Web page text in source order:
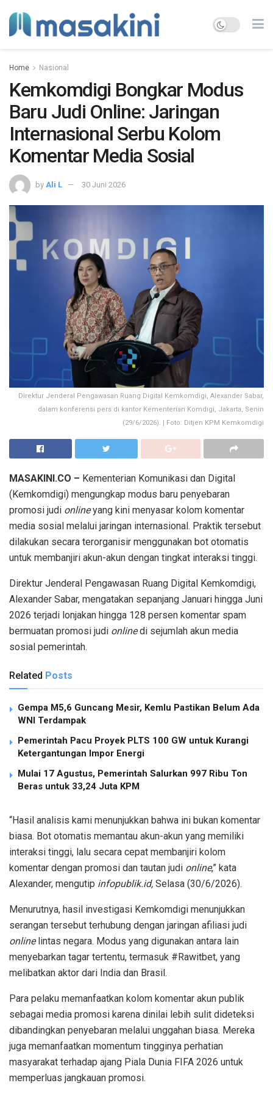
Home Nasional
Kemkomdigi Bongkar Modus
Baru Judi Online: Jaringan
Internasional Serbu Kolom
Komentar Media Sosial
by Ali L 30 Juni 2026
Direktur Jenderal Pengawasan Ruang Digital Kemkomdigi, Alexander Sabar,
dalam konferensi pers di kantor Kementerian Komdigi, Jakarta, Senin
(29/6/2026). | Foto: Ditjen KPM Kemkomdigi
MASAKINI.CO – Kementerian Komunikasi dan Digital
(Kemkomdigi) mengungkap modus baru penyebaran
promosi judi onlineyang kini menyasar kolom komentar
media sosial melalui jaringan internasional. Praktik tersebut
dilakukan secara terorganisir menggunakan bot otomatis
untuk membanjiri akun-akun dengan tingkat interaksi tinggi.
Direktur Jenderal Pengawasan Ruang Digital Kemkomdigi,
Alexander Sabar, mengatakan sepanjang Januari hingga Juni
2026 terjadi lonjakan hingga 128 persen komentar spam
bermuatan promosi judi onlinedi sejumlah akun media
sosial pemerintah.
Related Posts
Gempa M5,6 Guncang Mesir, Kemlu Pastikan Belum Ada
WNI Terdampak
Pemerintah Pacu Proyek PLTS 100 GW untuk Kurangi
Ketergantungan Impor Energi
Mulai 17 Agustus, Pemerintah Salurkan 997 Ribu Ton
Beras untuk 33,24 Juta KPM
“Hasil analisis kami menunjukkan bahwa ini bukan komentar
biasa. Bot otomatis memantau akun-akun yang memiliki
interaksi tinggi, lalu secara cepat membanjiri kolom
komentar dengan promosi dan tautan judi online,” kata
Alexander, mengutip infopublik.id, Selasa (30/6/2026).
Menurutnya, hasil investigasi Kemkomdigi menunjukkan
serangan tersebut terhubung dengan jaringan afiliasi judi
onlinelintas negara. Modus yang digunakan antara lain
menyebarkan tagar tertentu, termasuk #Rawitbet, yang
melibatkan aktor dari India dan Brasil.
Para pelaku memanfaatkan kolom komentar akun publik
sebagai media promosi karena dinilai lebih sulit dideteksi
dibandingkan penyebaran melalui unggahan biasa. Mereka
juga memanfaatkan momentum tingginya perhatian
masyarakat terhadap ajang Piala Dunia FIFA 2026 untuk
memperluas jangkauan promosi.